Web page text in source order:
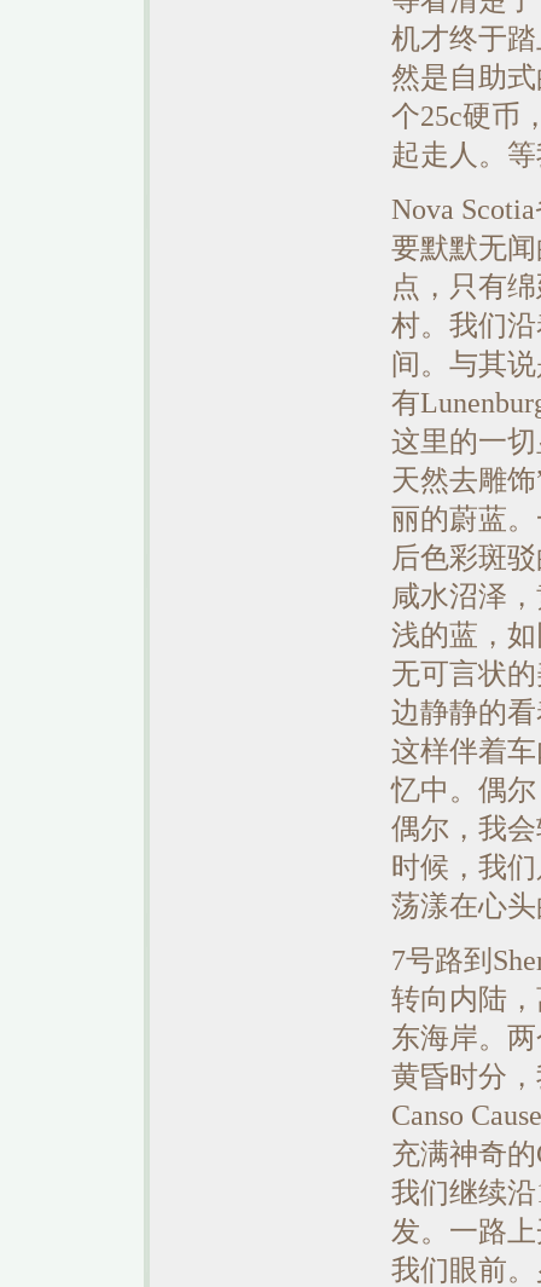
机才终于
然是自助
个25c硬币
起走人。
Nova
要默默无
点，只有
村。我们
间。与其
有
这里的一
天然去雕
丽的蔚蓝
后色彩斑
咸水沼泽
浅的蓝，
无可言状
边静静的
这样伴着
忆中。偶
偶尔，我
时候，我
荡漾在心
7号路到
转向内陆
东海岸。
黄昏时分
Canso
充满神奇的
我们继续
发。一路
我们眼前